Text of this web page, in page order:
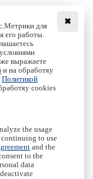
- 2026
and conditions
policy
✖
для
его работы.
выражаете
и на обработку
Политикой
cookies
the usage
continuing to use
and the
to the
data